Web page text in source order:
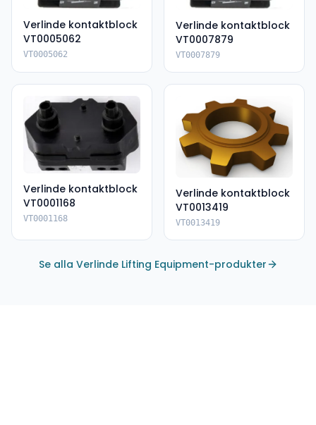
Verlinde kontaktblock
VT0005062
VT0005062
Verlinde kontaktblock
VT0007879
VT0007879
Verlinde kontaktblock
VT0001168
VT0001168
Verlinde kontaktblock
VT0013419
VT0013419
Se alla Verlinde Lifting Equipment-produkter